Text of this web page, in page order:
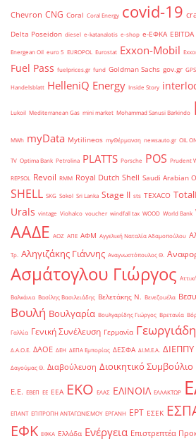
Chevron CNG Coral Coral Energy covid-19
Delta Poseidon diesel e-katanalotis e-shop e-ΕΦΚΑ EBITDA
Energean Oil euro 5 EUROPOL Eurostat Exxon-Mobil
Fuel Pass fuelprices.gr fund Goldman Sachs gov.gr GPS
Handelsblatt HelleniQ Energy Inside Story
Lukoil Mediterranean Gas mini market Mohammad Sanusi Barkindo
MWh myData Mytilineos myΘέρμανση newsauto.gr OIL
TV Optima Bank Petrolina PLATTS Porsche POS Prudent
REPSOL Revoil RMM Royal Dutch Shell Saudi Arabian
SHELL SKG Sokol Sri Lanka Stage II sts TEXACO
Urals vintage Viohalco voucher windfall tax WOOD World Bank
ΑΑΔΕ ΑΟΖ ΑΠΕ ΑΦΜ Αγγελική Ναταλία Αδαμοπούλου
Τρ. Αληγιζάκης Γιάννης Αναγνωστόπουλος Θ.
Ασμάτογλου Γιώργος
Βαλκάνια Βασίλης Βασιλειάδης Βελετάκης Ν. Βενεζουέλα
Βουλή Βουλγαρία Βουλγαρίδης Γιώργος Βρετανία
Γαλλία Γενική Συνέλευση Γερμανία
Δ.Α.Ο.Ε. ΔΑΟΕ ΔΕΗ ΔΕΠΑ Εμπορίας ΔΕΣΦΑ ΔΙ.Μ.Ε.Α. ΔΙΕΠΠΥ
Δαγούμας Θ. Διαβούλευση Διοικητικό Συμβούλιο
Ε.Ε. ΕΒΕΠ ΕΕ ΕΕΑ ΕΚΟ ΕΛΑΣ ΕΛΙΝΟΙΛ ΕΛΛΑΚΤΩΡ
ΕΠΑΝΤ ΕΠΙΤΡΟΠΗ ΑΝΤΑΓΩΝΙΣΜΟΥ ΕΡΓΑΝΗ ΕΡΤ ΕΣΕΚ
ΕΦΚ ΕΦΚΑ Ελλάδα Ενέργεια Επιστρεπτέα